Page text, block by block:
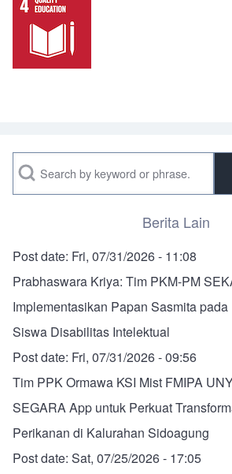
Search
Berita Lain
Post date: Fri, 07/31/2026 - 11:08
Prabhaswara Kriya: Tim PKM-PM
Implementasikan Papan Sasmita
Siswa Disabilitas Intelektual
Post date: Fri, 07/31/2026 - 09:56
Tim PPK Ormawa KSI Mist FMIPA
SEGARA App untuk Perkuat
Perikanan di Kalurahan Sidoagung
Post date: Sat, 07/25/2026 - 17:05